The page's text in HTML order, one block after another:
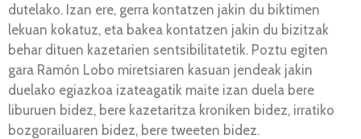
dutelako. Izan ere, gerra kontatzen jakin du biktimen
lekuan kokatuz, eta bakea kontatzen jakin du bizitzak
behar dituen kazetarien sentsibilitatetik. Poztu egiten
gara Ramón Lobo miretsiaren kasuan jendeak jakin
duelako egiazkoa izateagatik maite izan duela bere
liburuen bidez, bere kazetaritza kroniken bidez, irratiko
bozgorailuaren bidez, bere tweeten bidez.